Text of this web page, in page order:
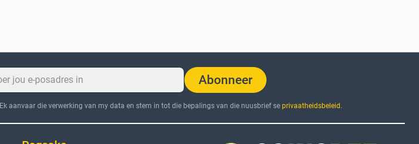
Abonneer
Ek aanvaar die verwerking van my data en stem in tot die bepalings van die nuusbrief se privaatheidsbeleid .